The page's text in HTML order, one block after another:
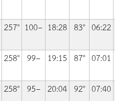
257° 100− 18:28 83° 06:22
258° 99− 19:15 87° 07:01
258° 95− 20:04 92° 07:40